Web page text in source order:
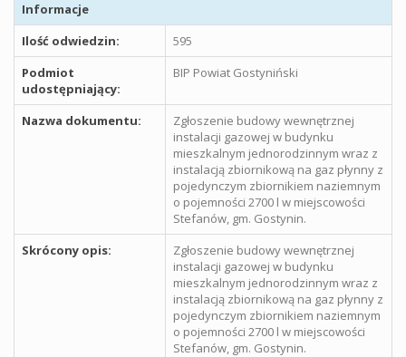
Informacje
Ilość odwiedzin:
595
Podmiot
udostępniający:
BIP Powiat Gostyniński
Nazwa dokumentu:
Zgłoszenie budowy wewnętrznej
instalacji gazowej w budynku
mieszkalnym jednorodzinnym wraz z
instalacją zbiornikową na gaz płynny z
pojedynczym zbiornikiem naziemnym
o pojemności 2700 l w miejscowości
Stefanów, gm. Gostynin.
Skrócony opis:
Zgłoszenie budowy wewnętrznej
instalacji gazowej w budynku
mieszkalnym jednorodzinnym wraz z
instalacją zbiornikową na gaz płynny z
pojedynczym zbiornikiem naziemnym
o pojemności 2700 l w miejscowości
Stefanów, gm. Gostynin.